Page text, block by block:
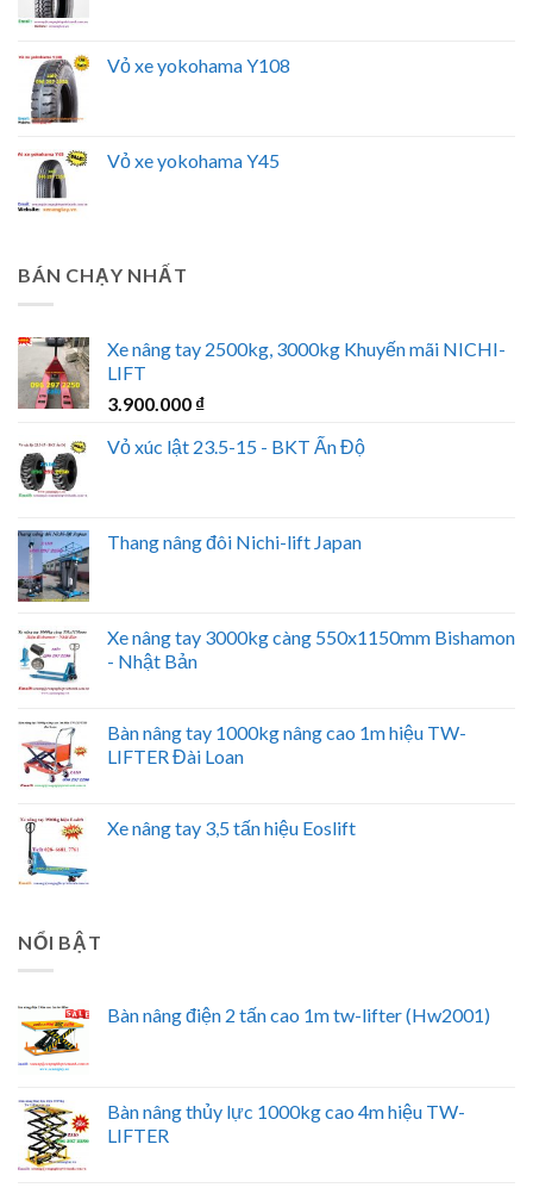
Vỏ xe yokohama Y108
Vỏ xe yokohama Y45
BÁN CHẠY NHẤT
Xe nâng tay 2500kg, 3000kg Khuyến mãi NICHI-
LIFT
3.900.000 ₫
Vỏ xúc lật 23.5-15 - BKT Ấn Độ
Thang nâng đôi Nichi-lift Japan
Xe nâng tay 3000kg càng 550x1150mm Bishamon
- Nhật Bản
Bàn nâng tay 1000kg nâng cao 1m hiệu TW-
LIFTER Đài Loan
Xe nâng tay 3,5 tấn hiệu Eoslift
NỔI BẬT
Bàn nâng điện 2 tấn cao 1m tw-lifter (Hw2001)
Bàn nâng thủy lực 1000kg cao 4m hiệu TW-
LIFTER